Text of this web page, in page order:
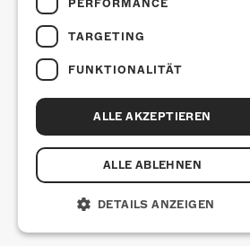
Am Sonntag, 15.
Uriah Heep in die
Kulturfabrik Kofmehl
PERFORMANCE
TARGETING
FUNKTIONALITÄT
ALLE AKZEPTIEREN
ALLE ABLEHNEN
DETAILS ANZEIGEN